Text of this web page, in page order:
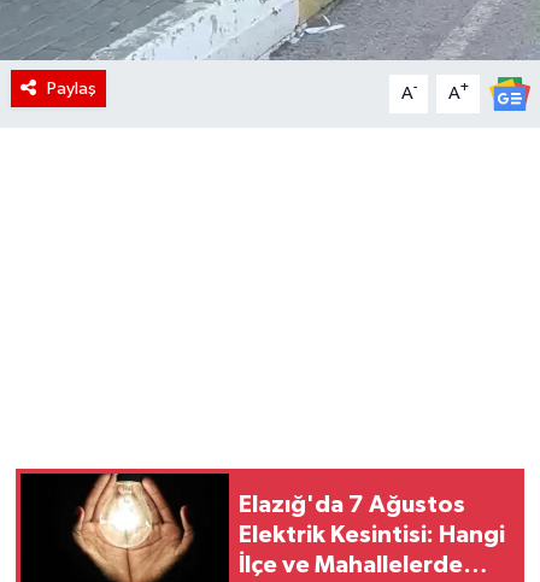
Paylaş A- A+
Elazığ'da 7 Ağustos
Elektrik Kesintisi: Hangi
İlçe ve Mahallelerde